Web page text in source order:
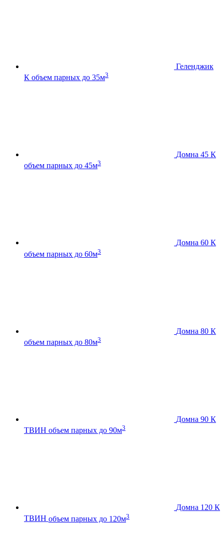
Геленджик
К объем парных до 35м3
Домна 45 К
объем парных до 45м3
Домна 60 К
объем парных до 60м3
Домна 80 К
объем парных до 80м3
Домна 90 К
ТВИН объем парных до 90м3
Домна 120 К
ТВИН объем парных до 120м3